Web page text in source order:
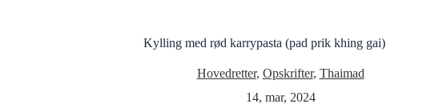
Kylling med rød karrypasta (pad prik khing gai)
Hovedretter, Opskrifter, Thaimad
14, mar, 2024